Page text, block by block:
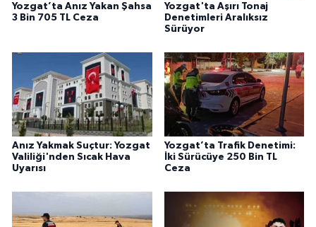
Yozgat’ta Anız Yakan Şahsa
3 Bin 705 TL Ceza
Yozgat'ta Aşırı Tonaj
Denetimleri Aralıksız
Sürüyor
Anız Yakmak Suçtur: Yozgat
Valiliği'nden Sıcak Hava
Uyarısı
Yozgat’ta Trafik Denetimi:
İki Sürücüye 250 Bin TL
Ceza